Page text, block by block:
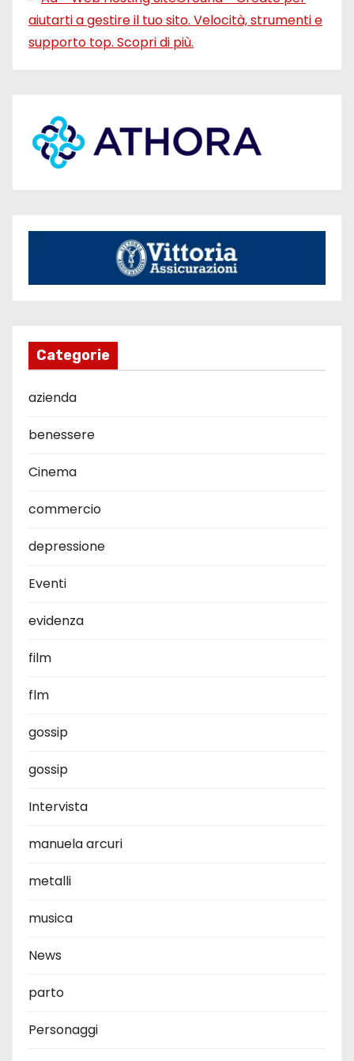
Categorie
azienda
benessere
Cinema
commercio
depressione
Eventi
evidenza
film
flm
gossip
gossip
Intervista
manuela arcuri
metalli
musica
News
parto
Personaggi